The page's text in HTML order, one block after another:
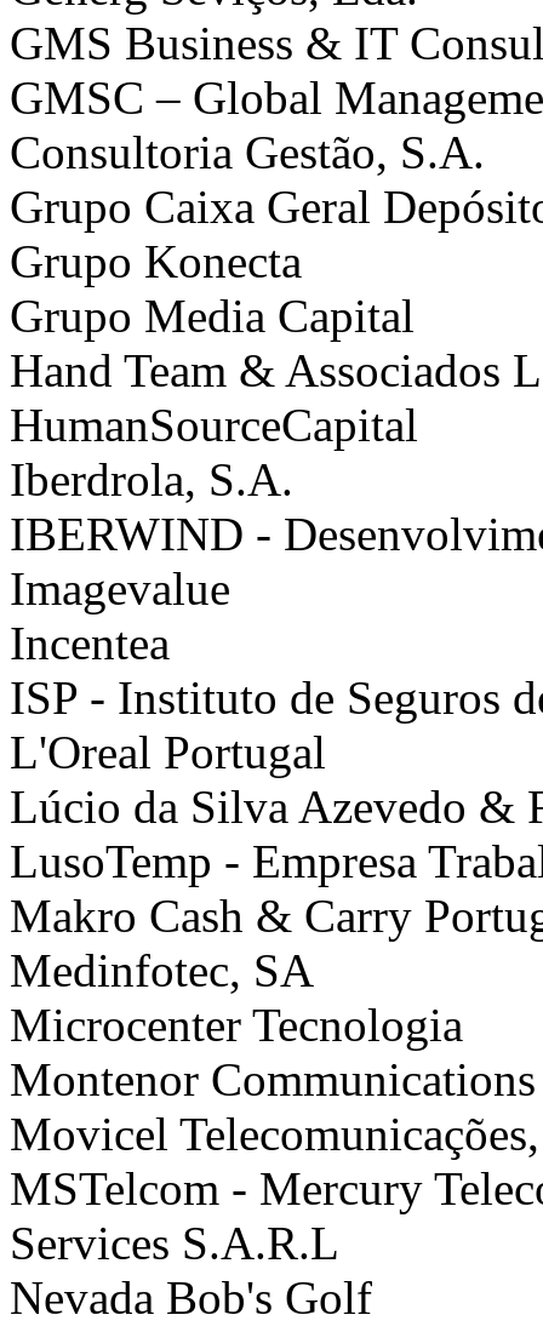
GMS Business & IT
GMSC – Global
Consultoria Gestão, S.A.
Grupo Caixa Geral
Grupo Konecta
Grupo Media Capital
Hand Team & Associados
HumanSourceCapital
Iberdrola, S.A.
IBERWIND -
Imagevalue
Incentea
ISP - Instituto de Seguros
L'Oreal Portugal
Lúcio da Silva Azevedo &
LusoTemp - Empresa
Makro Cash & Carry
Medinfotec, SA
Microcenter Tecnologia
Montenor Communications
Movicel
MSTelcom - Mercury
Services S.A.R.L
Nevada Bob's Golf